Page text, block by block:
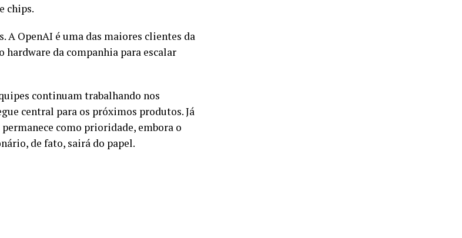
chips.
A OpenAI é uma das maiores clientes da
hardware da companhia para escalar
continuam trabalhando nos
central para os próximos produtos. Já
como prioridade, embora o
de fato, sairá do papel.